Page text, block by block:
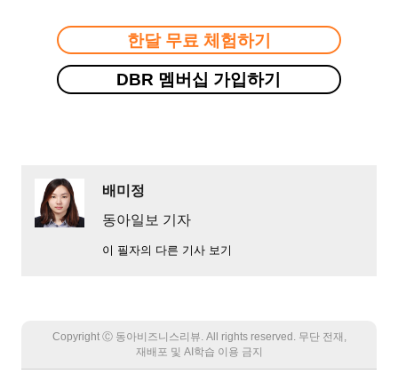
한달 무료 체험하기
DBR 멤버십 가입하기
배미정
동아일보 기자
이 필자의 다른 기사 보기
Copyright Ⓒ 동아비즈니스리뷰. All rights reserved. 무단 전재,
재배포 및 AI학습 이용 금지